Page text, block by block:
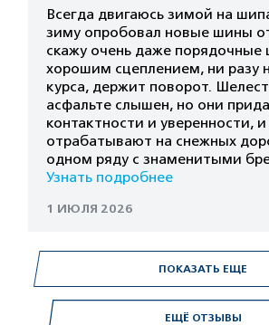
ЕЩЁ ОТЗЫВЫ
Всегда двигаюсь зимой на
зиму опробовал новые шины
скажу очень даже
хорошим сцеплением, ни разу
курса, держит поворот.
асфальте слышен, но они
контактности и уверенности,
отрабатывают на снежных
одном ряду с знаменитыми
Узнать подробнее
1 ИЮЛЯ 2026
ПОКАЗАТЬ ЕЩЕ